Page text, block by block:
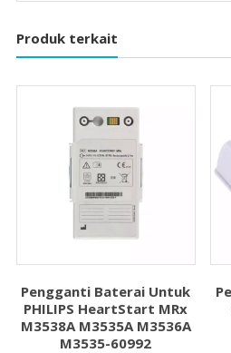
Produk terkait
Pengganti Baterai Untuk
PHILIPS HeartStart MRx
M3538A M3535A M3536A
M3535-60992